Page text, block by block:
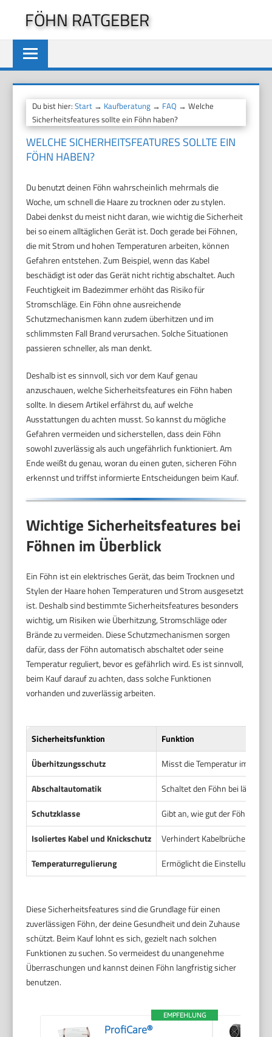
springen
FÖHN RATGEBER
Du bist hier:Start → Kaufberatung → FAQ → Welche
Sicherheitsfeatures sollte ein Föhn haben?
WELCHE SICHERHEITSFEATURES SOLLTE EIN
FÖHN HABEN?
Du benutzt deinen Föhn wahrscheinlich mehrmals die
Woche, um schnell die Haare zu trocknen oder zu stylen.
Dabei denkst du meist nicht daran, wie wichtig die Sicherheit
bei so einem alltäglichen Gerät ist. Doch gerade bei Föhnen,
die mit Strom und hohen Temperaturen arbeiten, können
Gefahren entstehen. Zum Beispiel, wenn das Kabel
beschädigt ist oder das Gerät nicht richtig abschaltet. Auch
Feuchtigkeit im Badezimmer erhöht das Risiko für
Stromschläge. Ein Föhn ohne ausreichende
Schutzmechanismen kann zudem überhitzen und im
schlimmsten Fall Brand verursachen. Solche Situationen
passieren schneller, als man denkt.
Deshalb ist es sinnvoll, sich vor dem Kauf genau
anzuschauen, welche Sicherheitsfeatures ein Föhn haben
sollte. In diesem Artikel erfährst du, auf welche
Ausstattungen du achten musst. So kannst du mögliche
Gefahren vermeiden und sicherstellen, dass dein Föhn
sowohl zuverlässig als auch ungefährlich funktioniert. Am
Ende weißt du genau, woran du einen guten, sicheren Föhn
erkennst und triffst informierte Entscheidungen beim Kauf.
Wichtige Sicherheitsfeatures bei
Föhnen im Überblick
Ein Föhn ist ein elektrisches Gerät, das beim Trocknen und
Stylen der Haare hohen Temperaturen und Strom ausgesetzt
ist. Deshalb sind bestimmte Sicherheitsfeatures besonders
wichtig, um Risiken wie Überhitzung, Stromschläge oder
Brände zu vermeiden. Diese Schutzmechanismen sorgen
dafür, dass der Föhn automatisch abschaltet oder seine
Temperatur reguliert, bevor es gefährlich wird. Es ist sinnvoll,
beim Kauf darauf zu achten, dass solche Funktionen
vorhanden und zuverlässig arbeiten.
Sicherheitsfunktion
Funktion
Überhitzungsschutz
Misst die Temperatur im
Abschaltautomatik
Schaltet den Föhn bei
Schutzklasse
Gibt an, wie gut der Föhn
Isoliertes Kabel und Knickschutz
Verhindert Kabelbrüche und
Temperaturregulierung
Ermöglicht die Einstellung
Diese Sicherheitsfeatures sind die Grundlage für einen
zuverlässigen Föhn, der deine Gesundheit und dein Zuhause
schützt. Beim Kauf lohnt es sich, gezielt nach solchen
Funktionen zu suchen. So vermeidest du unangenehme
Überraschungen und kannst deinen Föhn langfristig sicher
benutzen.
EMPFEHLUNG
ProfiCare®